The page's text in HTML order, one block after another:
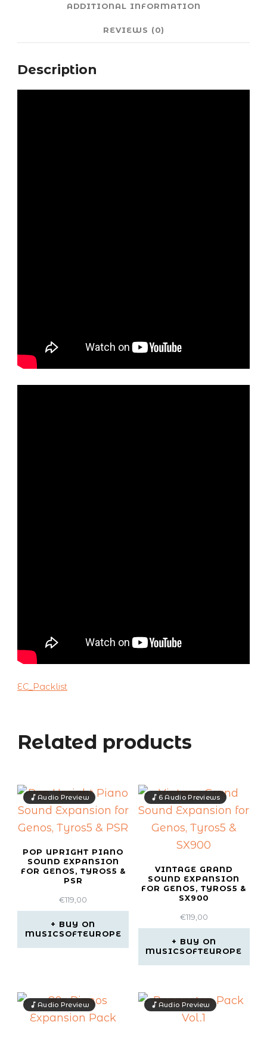
ADDITIONAL INFORMATION
REVIEWS (0)
Description
EC_Packlist
Related products
POP UPRIGHT PIANO
SOUND EXPANSION
FOR GENOS, TYROS5 &
PSR
Audio Preview
€119,00
BUY ON
MUSICSOFTEUROPE
VINTAGE GRAND
SOUND EXPANSION
FOR GENOS, TYROS5 &
SX900
6 Audio Previews
€119,00
BUY ON
MUSICSOFTEUROPE
Audio Preview Audio Preview